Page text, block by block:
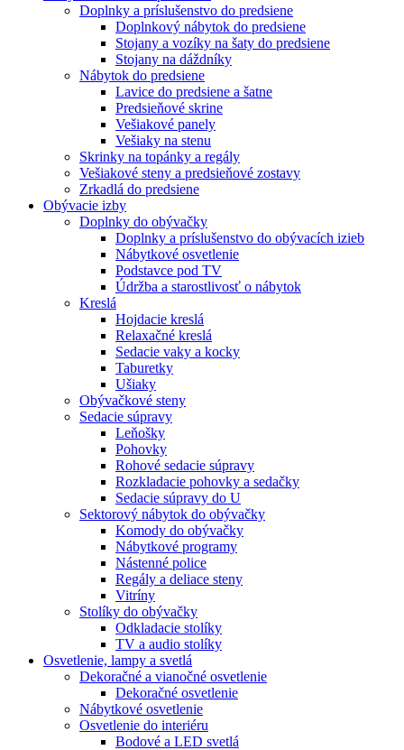
Doplnky a príslušenstvo do predsiene
Doplnkový nábytok do predsiene
Stojany a vozíky na šaty do predsiene
Stojany na dáždníky
Nábytok do predsiene
Lavice do predsiene a šatne
Predsieňové skrine
Vešiakové panely
Vešiaky na stenu
Skrinky na topánky a regály
Vešiakové steny a predsieňové zostavy
Zrkadlá do predsiene
Obývacie izby
Doplnky do obývačky
Doplnky a príslušenstvo do obývacích izieb
Nábytkové osvetlenie
Podstavce pod TV
Údržba a starostlivosť o nábytok
Kreslá
Hojdacie kreslá
Relaxačné kreslá
Sedacie vaky a kocky
Taburetky
Ušiaky
Obývačkové steny
Sedacie súpravy
Leňošky
Pohovky
Rohové sedacie súpravy
Rozkladacie pohovky a sedačky
Sedacie súpravy do U
Sektorový nábytok do obývačky
Komody do obývačky
Nábytkové programy
Nástenné police
Regály a deliace steny
Vitríny
Stolíky do obývačky
Odkladacie stolíky
TV a audio stolíky
Osvetlenie, lampy a svetlá
Dekoračné a vianočné osvetlenie
Dekoračné osvetlenie
Nábytkové osvetlenie
Osvetlenie do interiéru
Bodové a LED svetlá